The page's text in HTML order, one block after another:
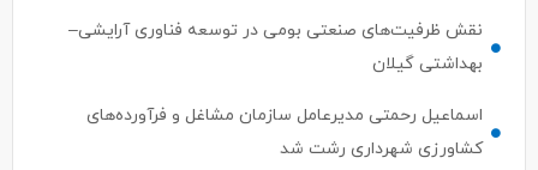
نقش ظرفیت‌های صنعتی بومی در توسعه فناوری آرایشی–
بهداشتی گیلان
اسماعیل رحمتی مدیرعامل سازمان مشاغل و فرآورده‌های
کشاورزی شهرداری رشت شد